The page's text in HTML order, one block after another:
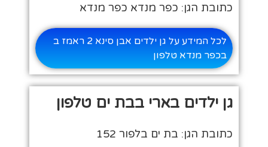
כתובת הגן: כפר מנדא כפר מנדא
לכל המידע על גן ילדים אבן סינא 2 ראמז ב
בכפר מנדא טלפון
גן ילדים בארי בבת ים טלפון
כתובת הגן: בת ים בלפור 152